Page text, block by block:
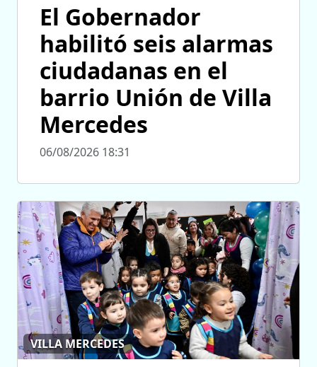
El Gobernador
habilitó seis alarmas
ciudadanas en el
barrio Unión de Villa
Mercedes
06/08/2026 18:31
VILLA MERCEDES